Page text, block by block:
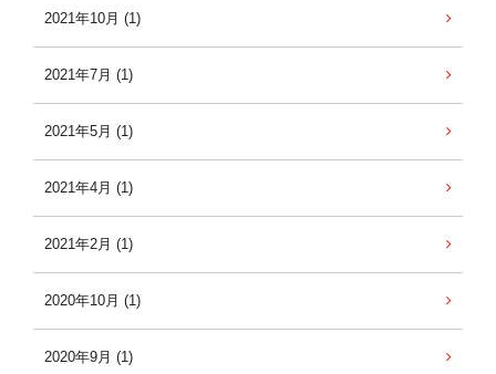
2021年10月 (1)
2021年7月 (1)
2021年5月 (1)
2021年4月 (1)
2021年2月 (1)
2020年10月 (1)
2020年9月 (1)